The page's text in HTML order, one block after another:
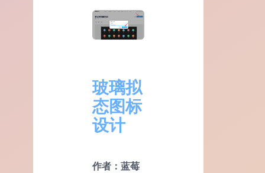
玻璃拟
态图标
设计
作者：蓝莓